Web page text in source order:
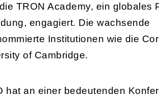
TRON Academy, ein globales
engagiert. Die wachsende
Institutionen wie die
of Cambridge.
hat an einer bedeutenden